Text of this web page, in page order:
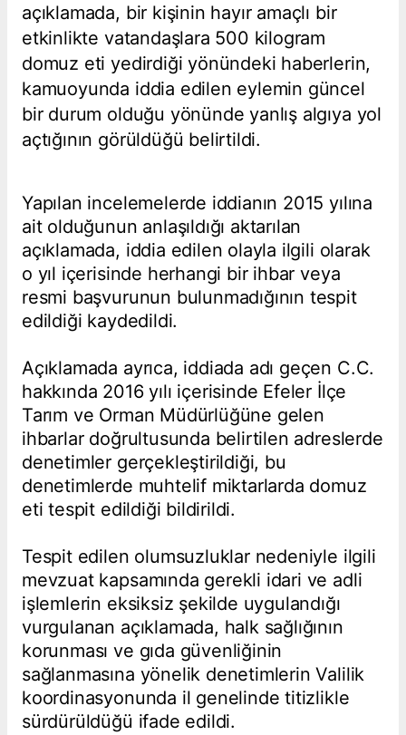
açıklamada, bir kişinin hayır amaçlı bir
etkinlikte vatandaşlara 500 kilogram
domuz eti yedirdiği yönündeki haberlerin,
kamuoyunda iddia edilen eylemin güncel
bir durum olduğu yönünde yanlış algıya yol
açtığının görüldüğü belirtildi.
Yapılan incelemelerde iddianın 2015 yılına
ait olduğunun anlaşıldığı aktarılan
açıklamada, iddia edilen olayla ilgili olarak
o yıl içerisinde herhangi bir ihbar veya
resmi başvurunun bulunmadığının tespit
edildiği kaydedildi.
Açıklamada ayrıca, iddiada adı geçen C.C.
hakkında 2016 yılı içerisinde Efeler İlçe
Tarım ve Orman Müdürlüğüne gelen
ihbarlar doğrultusunda belirtilen adreslerde
denetimler gerçekleştirildiği, bu
denetimlerde muhtelif miktarlarda domuz
eti tespit edildiği bildirildi.
Tespit edilen olumsuzluklar nedeniyle ilgili
mevzuat kapsamında gerekli idari ve adli
işlemlerin eksiksiz şekilde uygulandığı
vurgulanan açıklamada, halk sağlığının
korunması ve gıda güvenliğinin
sağlanmasına yönelik denetimlerin Valilik
koordinasyonunda il genelinde titizlikle
sürdürüldüğü ifade edildi.